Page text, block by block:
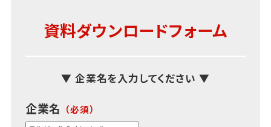
資料ダウンロードフォーム
▼ 企業名を入力してください ▼
企業名